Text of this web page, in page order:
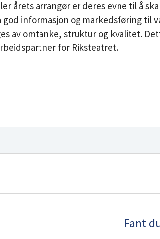
årets arrangør er deres evne til å
god informasjon og markedsføring til
av omtanke, struktur og kvalitet.
for Riksteatret.
Fant